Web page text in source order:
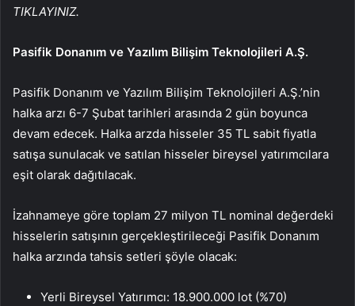
TIKLAYINIZ.
Pasifik Donanım ve Yazılım Bilişim Teknolojileri A.Ş.
Pasifik Donanım ve Yazılım Bilişim Teknolojileri A.Ş.’nin
halka arzı 6-7 Şubat tarihleri ​​arasında 2 gün boyunca
devam edecek. Halka arzda hisseler 35 TL sabit fiyatla
satışa sunulacak ve satılan hisseler bireysel yatırımcılara
eşit olarak dağıtılacak.
İzahnameye göre toplam 27 milyon TL nominal değerdeki
hisselerin satışının gerçekleştirileceği Pasifik Donanım
halka arzında tahsis setleri şöyle olacak:
Yerli Bireysel Yatırımcı: 18.900.000 lot (%70)